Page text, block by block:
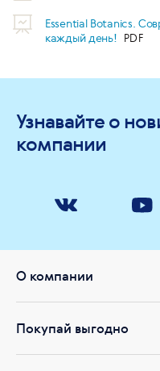
Essential Botanics.
каждый день!
Узнавайте о
компании
О компании
Покупай выгодно